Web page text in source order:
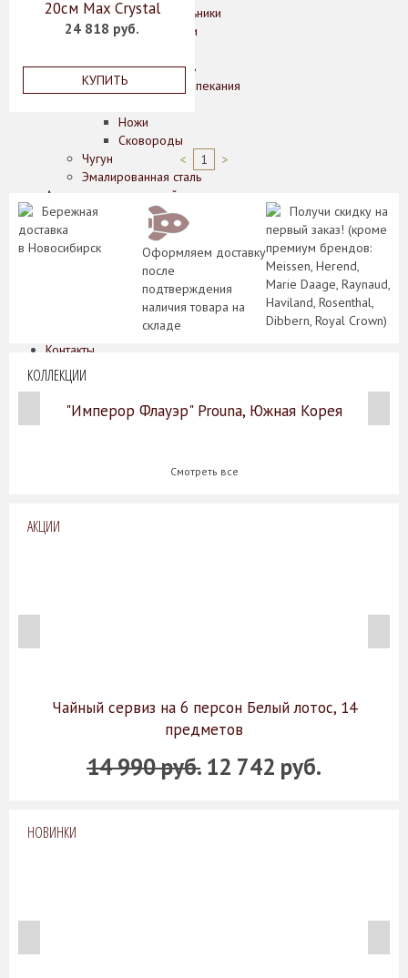
Потолочные светильники
Кухонные принадлежности
Нержавеющая сталь
Блюда для запекания
Ножи
Сковороды
Чугун
Эмалированная сталь
Аксессуары для ванной комнаты
О нас
Производители
Коллекции
Контакты
20см Max Crystal
24 818 руб.
КУПИТЬ
< 1 >
Бережная
доставка
в Новосибирск
Оформляем доставку
после
подтверждения
наличия товара на
складе
Получи скидку на
первый заказ! (кроме
премиум брендов:
Meissen, Herend,
Marie Daage, Raynaud,
Haviland, Rosenthal,
Dibbern, Royal Crown)
КОЛЛЕКЦИИ
"Имперор Флауэр" Prouna, Южная Корея
Смотреть все
АКЦИИ
Чайный сервиз на 6 персон Белый лотос, 14
предметов
14 990 руб. 12 742 руб.
НОВИНКИ